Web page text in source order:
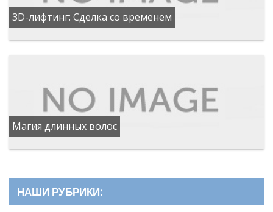
3D-лифтинг: Сделка со временем
Магия длинных волос
НАШИ РУБРИКИ: